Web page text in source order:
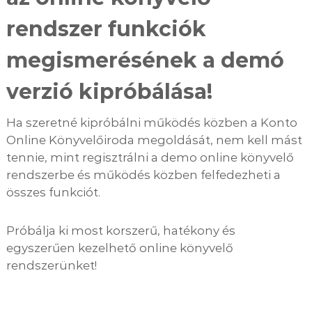
rendszer funkciók
megismerésének a demó
verzió kipróbálása!
Ha szeretné kipróbálni működés közben a Konto
Online Könyvelőiroda megoldását, nem kell mást
tennie, mint regisztrálni a demo online könyvelő
rendszerbe és működés közben felfedezheti a
összes funkciót.
Próbálja ki most korszerű, hatékony és
egyszerűen kezelhető online könyvelő
rendszerünket!